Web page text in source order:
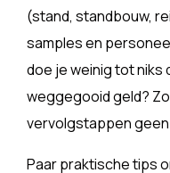
(stand, standbouw,
samples en
doe je weinig tot niks
weggegooid geld?
vervolgstappen
Paar praktische tips